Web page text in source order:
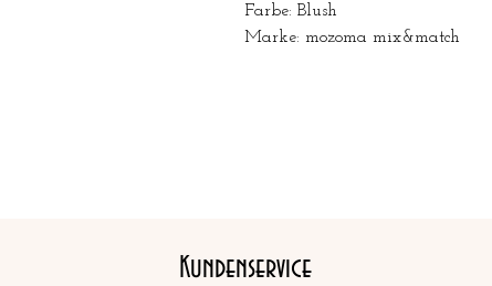
Farbe: Blush
Marke: mozoma mix&match
Kundenservice